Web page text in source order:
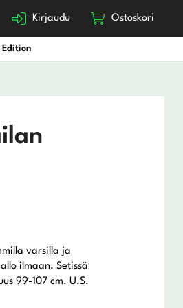
Kirjaudu Ostoskori
Edition
varsilla ja
ilmaan. Setissä
99-107 cm. U.S.